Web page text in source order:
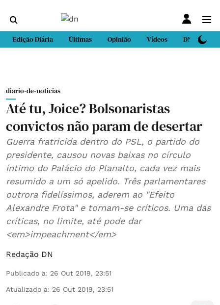
Edição Diária Últimas Opinião Vídeos DN Sport
diario-de-noticias
Até tu, Joice? Bolsonaristas
convictos não param de desertar
Guerra fratricida dentro do PSL, o partido do
presidente, causou novas baixas no círculo
íntimo do Palácio do Planalto, cada vez mais
resumido a um só apelido. Três parlamentares
outrora fidelíssimos, aderem ao "Efeito
Alexandre Frota" e tornam-se críticos. Uma das
críticas, no limite, até pode dar
<em>impeachment</em>
Redação DN
Publicado a: 26 Out 2019, 23:51
Atualizado a: 26 Out 2019, 23:51